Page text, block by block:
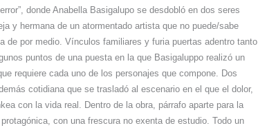
donde Anabella Basigalupo se desdobló en dos seres
y hermana de un atormentado artista que no puede/sabe
de por medio. Vínculos familiares y furia puertas adentro tanto
puntos de una puesta en la que Basigaluppo realizó un
requiere cada uno de los personajes que compone. Dos
cotidiana que se trasladó al escenario en el que el dolor,
con la vida real. Dentro de la obra, párrafo aparte para la
con una frescura no exenta de estudio. Todo un